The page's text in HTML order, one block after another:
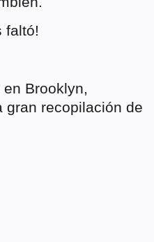
faltó!
Brooklyn,
gran recopilación de